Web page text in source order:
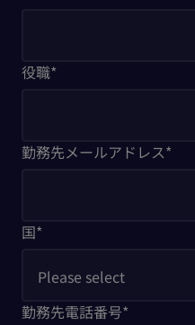
役職*
勤務先メールアドレス*
国*
勤務先電話番号*